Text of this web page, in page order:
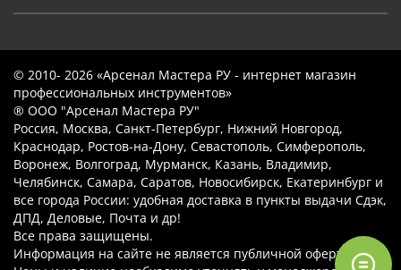
© 2010- 2026 «Арсенал Мастера РУ - интернет магазин
профессиональных инструментов»
® ООО "Арсенал Мастера РУ"
Россия, Москва, Санкт-Петербург, Нижний Новгород,
Краснодар, Ростов-на-Дону, Севастополь, Симферополь,
Воронеж, Волгоград, Мурманск, Казань, Владимир,
Челябинск, Самара, Саратов, Новосибирск, Екатеринбург и
все города России: удобная доставка в пункты выдачи Сдэк,
ДПД, Деловые, Почта и др!
Все права защищены.
Информация на сайте не является публичной офертой.